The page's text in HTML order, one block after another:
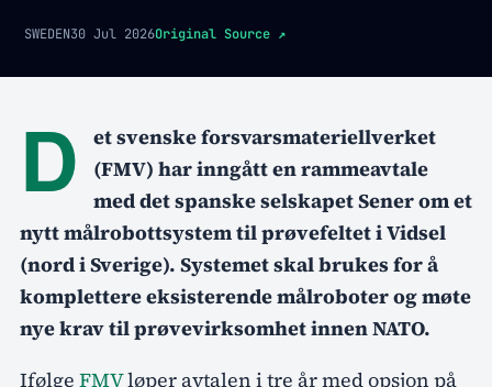
SWEDEN30 Jul 2026Original Source ↗
D
et svenske forsvarsmateriellverket
(FMV) har inngått en rammeavtale
med det spanske selskapet Sener om et
nytt målrobottsystem til prøvefeltet i Vidsel
(nord i Sverige). Systemet skal brukes for å
komplettere eksisterende målroboter og møte
nye krav til prøvevirksomhet innen NATO.
Ifølge FMVløper avtalen i tre år med opsjon på